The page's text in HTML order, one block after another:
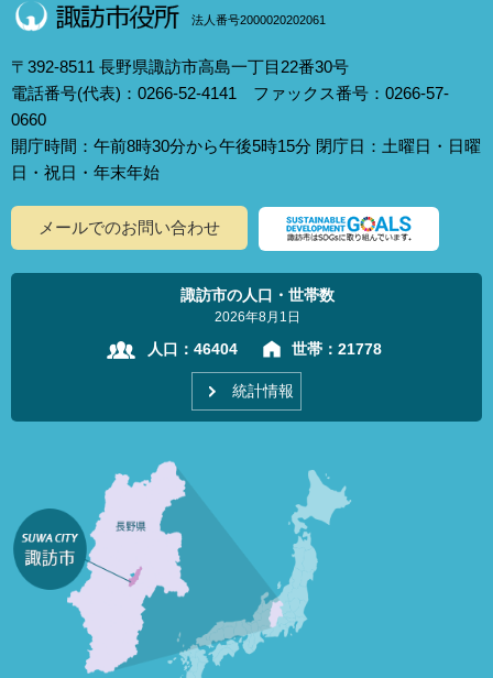
法人番号2000020202061
〒392-8511 長野県諏訪市高島一丁目22番30号
電話番号(代表)：0266-52-4141 ファックス番号：0266-57-
0660
開庁時間：午前8時30分から午後5時15分 閉庁日：土曜日・日曜
日・祝日・年末年始
メールでのお問い合わせ
諏訪市の人口・世帯数
2026年8月1日
人口： 46404 世帯： 21778
統計情報